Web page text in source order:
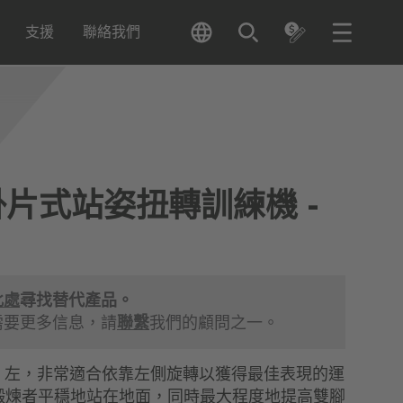
支援 聯絡我們
式站姿扭轉訓練機 -
處尋找替代產品。
更多信息，請聯繫我們的顧問之一。
，非常適合依靠左側旋轉以獲得最佳表現的運
者平穩地站在地面，同時最大程度地提高雙腳